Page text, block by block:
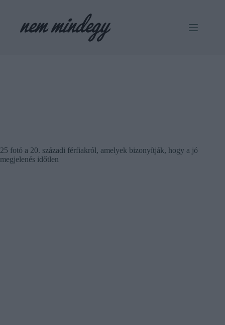
25 fotó a 20. századi férfiakról, amelyek bizonyítják, hogy a jó
megjelenés időtlen